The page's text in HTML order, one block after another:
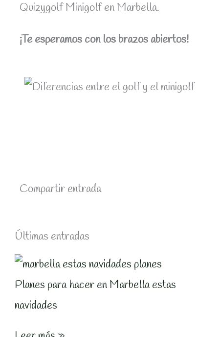
Quizygolf Minigolf en Marbella.
¡Te esperamos con los brazos abiertos!
Compartir entrada
Últimas entradas
Planes para hacer en Marbella estas
navidades